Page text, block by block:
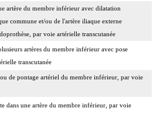
artère du membre inférieur avec dilatation
commune et/ou de l'artère iliaque externe
par voie artérielle transcutanée
artères du membre inférieur avec pose
transcutanée
de pontage artériel du membre inférieur, par voie
dans une artère du membre inférieur, par voie